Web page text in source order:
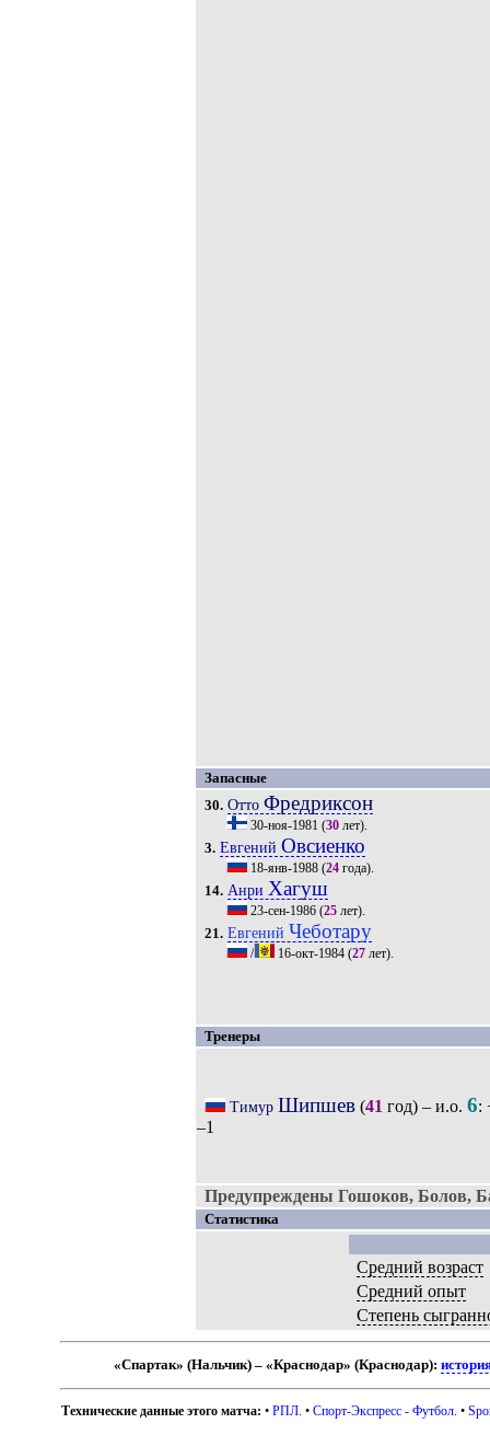
Запасные
30. Отто Фредриксон
30-ноя-1981 (30лет).
3. Евгений Овсиенко
18-янв-1988(24года).
14. Анри Хагуш
23-сен-1986(25лет).
21. Евгений Чеботару
/ 16-окт-1984(27лет).
Тренеры
Тимур Шипшев(41 год) – и.о. 6:
–1
Предупреждены Гошоков, Болов,
Статистика
Средний возраст
Средний опыт
Степень
«Спартак» (Нальчик) – «Краснодар» (Краснодар):
Технические данные этого матча: •РПЛ . •Спорт-Экспресс - Футбол . •